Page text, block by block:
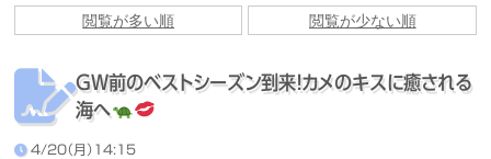
GW前のベストシーズン到来！カメのキスに癒される
海へ
4/20（月）14:15